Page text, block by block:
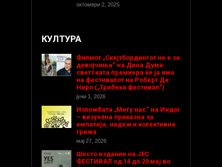
октомври 2, 2025
КУЛТУРА
Филмот „Скејтбордингот не е за
девојчиња“ на Дина Дума
светската премиера ќе ја има
на фестивалот на Роберт Де
Ниро („Трибека фестивал“)
јуни 1, 2026
Изложбата „Меѓу нас“ на Индог
– визуелна приказна за
емпатија, надеж и колективна
грижа
мај 27, 2026
Шесто издание на ЈЕС
ФЕСТИВАЛ од 14 до 20 мај во